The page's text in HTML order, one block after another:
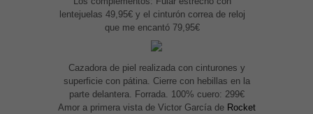
lentejuelas 49,95€ y el cinturón correa de reloj
que me encantó 79,95€
Cazadora de piel realizada con cinturones y
superficie con pátina. Cierre con hebillas en la
parte delantera. Forrada. 100% cuero: 299€
Amor a primera vista de Victor García de Rocket